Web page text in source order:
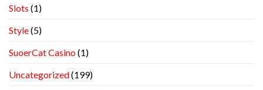
Slots (1)
Style(5)
SuoerCat Casino(1)
Uncategorized(199)